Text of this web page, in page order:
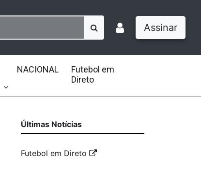
Assinar
NACIONAL
Futebol em
Direto
Últimas Notícias
Futebol em Direto